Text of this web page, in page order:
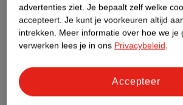
Nature Impact Score
Dit product heeft
Impact Score.
advertenties ziet. Je bepaalt zelf welke
accepteert. Je kunt je voorkeuren altijd
intrekken. Meer informatie over hoe we je
verwerken lees je in ons Privacybeleid.
Accepteer